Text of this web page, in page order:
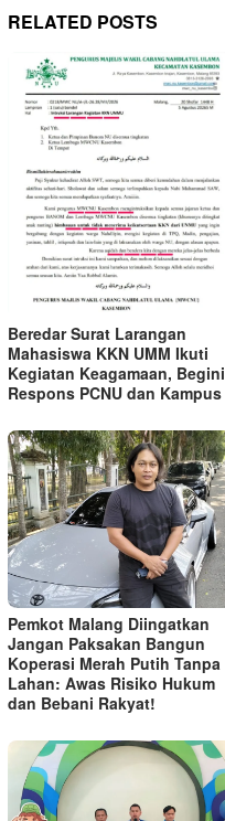
RELATED POSTS
Beredar Surat Larangan
Mahasiswa KKN UMM Ikuti
Kegiatan Keagamaan, Begini
Respons PCNU dan Kampus
Pemkot Malang Diingatkan
Jangan Paksakan Bangun
Koperasi Merah Putih Tanpa
Lahan: Awas Risiko Hukum
dan Bebani Rakyat!